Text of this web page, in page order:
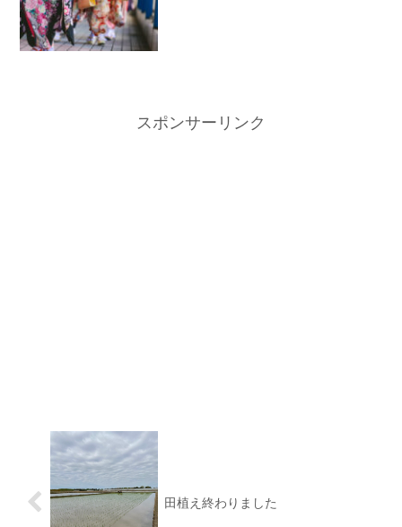
スポンサーリンク
田植え終わりました